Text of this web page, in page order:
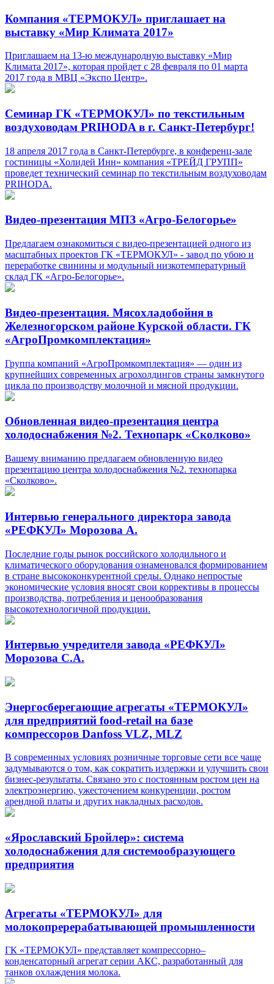
Компания «ТЕРМОКУЛ» приглашает на
выставку «Мир Климата 2017»
Приглашаем на 13-ю международную выставку «Мир
Климата 2017», которая пройдет с 28 февраля по 01 марта
2017 года в МВЦ «Экспо Центр».
Семинар ГК «ТЕРМОКУЛ» по текстильным
воздуховодам PRIHODA в г. Санкт-Петербург!
18 апреля 2017 года в Санкт-Петербурге, в конференц-зале
гостиницы «Холидей Инн» компания «ТРЕЙД ГРУПП»
проведет технический семинар по текстильным воздуховодам
PRIHODA.
Видео-презентация МПЗ «Агро-Белогорье»
Предлагаем ознакомиться с видео-презентацией одного из
масштабных проектов ГК «ТЕРМОКУЛ» - завод по убою и
переработке свинины и модульный низкотемпературный
склад ГК «Агро-Белогорье».
Видео-презентация. Мясохладобойня в
Железногорском районе Курской области. ГК
«АгроПромкомплектация»
Группа компаний «АгроПромкомплектация» — один из
крупнейших современных агрохолдингов страны замкнутого
цикла по производству молочной и мясной продукции.
Обновленная видео-презентация центра
холодоснабжения №2. Технопарк «Сколково»
Вашему вниманию предлагаем обновленную видео
презентацию центра холодоснабжения №2. технопарка
«Сколково».
Интервью генерального директора завода
«РЕФКУЛ» Морозова А.
Последние годы рынок российского холодильного и
климатического оборудования ознаменовался формированием
в стране высококонкурентной среды. Однако непростые
экономические условия вносят свои коррективы в процессы
производства, потребления и ценообразования
высокотехнологичной продукции.
Интервью учредителя завода «РЕФКУЛ»
Морозова С.А.
Энергосберегающие агрегаты «ТЕРМОКУЛ»
для предприятий food-retail на базе
компрессоров Danfoss VLZ, MLZ
В современных условиях розничные торговые сети все чаще
задумываются о том, как сократить издержки и улучшить свои
бизнес-результаты. Связано это с постоянным ростом цен на
электроэнергию, ужесточением конкуренции, ростом
арендной платы и других накладных расходов.
«Ярославский Бройлер»: система
холодоснабжения для системообразующего
предприятия
Агрегаты «ТЕРМОКУЛ» для
молокопререрабатывающей промышленности
ГК «ТЕРМОКУЛ» представляет компрессорно–
конденсаторный агрегат серии АКС, разработанный для
танков охлаждения молока.